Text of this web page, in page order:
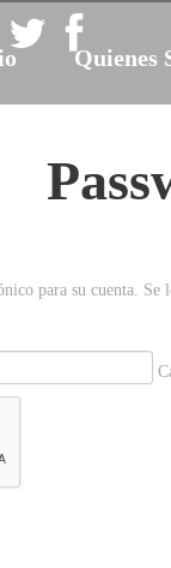
Quienes
para su cuenta.